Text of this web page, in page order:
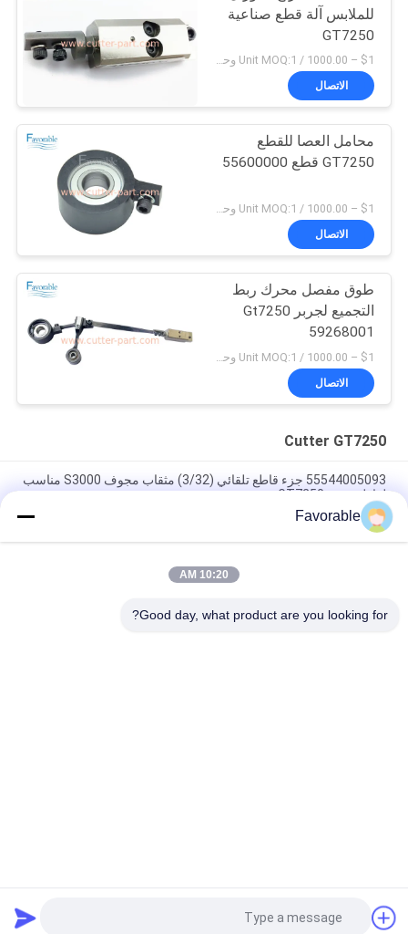
للملابس آلة قطع صناعية
GT7250
$1 – 1000.00 / Unit MOQ:1 وحدة/وحدات negociate
الاتصال
محامل العصا للقطع
GT7250 قطع 55600000
$1 – 1000.00 / Unit MOQ:1 وحدة/وحدات negociate
الاتصال
طوق مفصل محرك ربط
التجميع لجربر Gt7250
59268001
الاتصال
Cutter GT7250
55544005093 جزء قاطع تلقائي (3/32) مثقاب مجوف S3000 مناسب
لقاطع جربر GT7250
153500557
Favorable
10:20 AM
Good day, what product are you looking for?